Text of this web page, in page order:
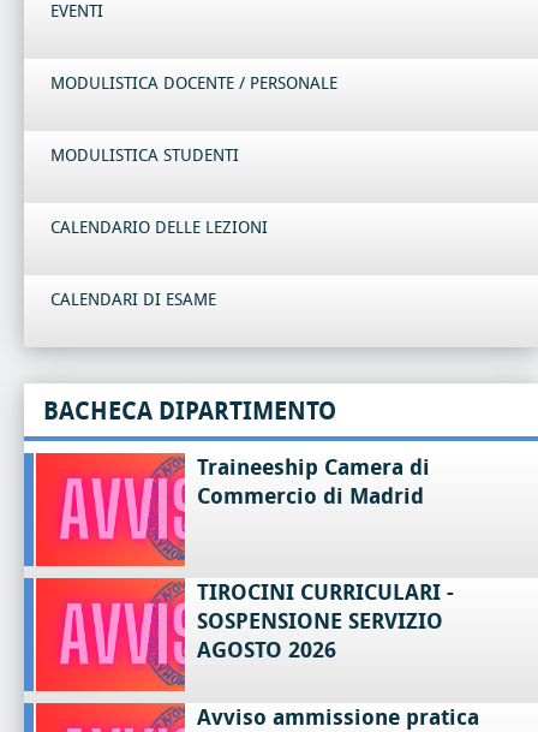
EVENTI
MODULISTICA DOCENTE / PERSONALE
MODULISTICA STUDENTI
CALENDARIO DELLE LEZIONI
CALENDARI DI ESAME
BACHECA DIPARTIMENTO
Traineeship Camera di
Commercio di Madrid
TIROCINI CURRICULARI -
SOSPENSIONE SERVIZIO
AGOSTO 2026
Avviso ammissione pratica